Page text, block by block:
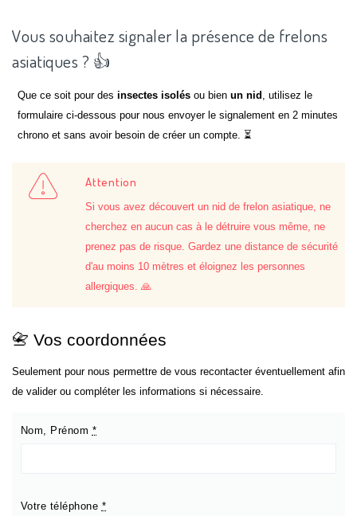
Vous souhaitez signaler la présence de frelons
asiatiques ? 👍
Que ce soit pour desinsectes isolés ou bienun nid , utilisez le
formulaire ci-dessous pour nous envoyer le signalement en 2 minutes
chrono et sans avoir besoin de créer un compte. ⏳
Attention
Si vous avez découvert un nid de frelon asiatique, ne
cherchez en aucun cas à le détruire vous même, ne
prenez pas de risque. Gardez une distance de sécurité
d'au moins 10 mètres et éloignez les personnes
allergiques. 🙏
📇 Vos coordonnées
Seulement pour nous permettre de vous recontacter éventuellement afin
de valider ou compléter les informations si nécessaire.
Nom, Prénom *
Votre téléphone *